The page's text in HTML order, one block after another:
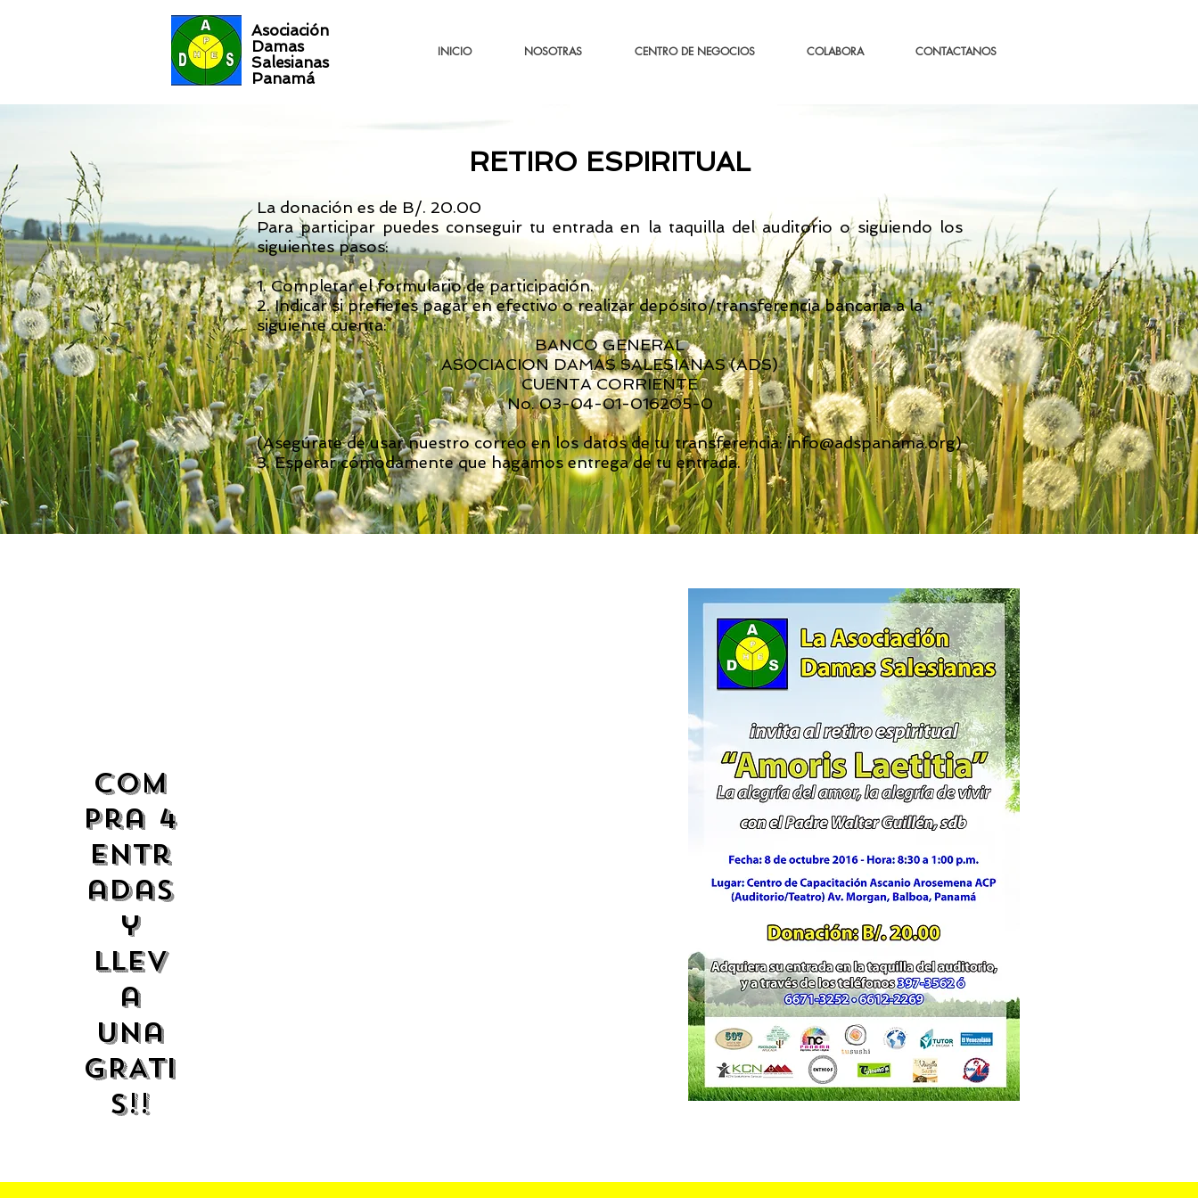
Asociación
Damas
Salesianas
Panamá
INICIO NOSOTRAS CENTRO DE NEGOCIOS COLABORA CONTACTANOS
RETIRO ESPIRITUAL
La donación es de B/. 20.00
Para participar puedes conseguir tu entrada en la taquilla del auditorio o siguiendo los
siguientes pasos:
1. Completar el formulario de participación.
2. Indicar si prefieres pagar en efectivo o realizar depósito/transferencia bancaria a la
siguiente cuenta:
BANCO GENERAL
ASOCIACION DAMAS SALESIANAS (ADS)
CUENTA CORRIENTE
No. 03-04-01-016205-0
(Asegúrate de usar nuestro correo en los datos de tu transferencia:info@adspanama.org)
3. Esperar cómodamente que hagamos entrega de tu entrada.
Com
pra 4
entr
adas
y
llev
a
una
GRATI
S!!